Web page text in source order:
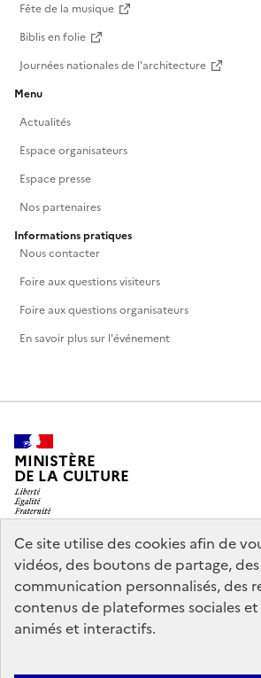
Ce site utilise des cookies afin de
vidéos, des boutons de partage, des
communication personnalisés, des
contenus de plateformes sociales
animés et interactifs.
Fête de la musique
Biblis en folie
Journées nationales de l'architecture
Menu
Actualités
Espace organisateurs
Espace presse
Nos partenaires
Informations pratiques
Nous contacter
Foire aux questions visiteurs
Foire aux questions organisateurs
En savoir plus sur l'événement
MINISTÈRE
DE LA CULTURE
legifrance.gouv.fr
info.gouv.fr
service-public.gouv.fr
data.gouv.fr